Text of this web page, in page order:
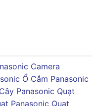
Camera
Ổ Cắm Panasonic
Panasonic Quạt
Panasonic Quạt